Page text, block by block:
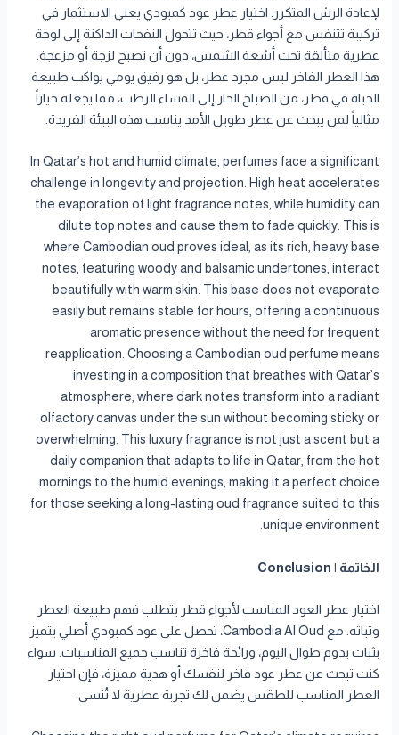
لإعادة الرش المتكرر. اختيار عطر عود كمبودي يعني الاستثمار في
تركيبة تتنفس مع أجواء قطر، حيث تتحول النفحات الداكنة إلى لوحة
عطرية متألقة تحت أشعة الشمس، دون أن تصبح لزجة أو مزعجة.
هذا العطر الفاخر ليس مجرد عطر، بل هو رفيق يومي يواكب طبيعة
الحياة في قطر، من الصباح الحار إلى المساء الرطب، مما يجعله خياراً
مثالياً لمن يبحث عن عطر طويل الأمد يناسب هذه البيئة الفريدة.
In Qatar’s hot and humid climate, perfumes face a significant
challenge in longevity and projection. High heat accelerates
the evaporation of light fragrance notes, while humidity can
dilute top notes and cause them to fade quickly. This is
where Cambodian oud proves ideal, as its rich, heavy base
notes, featuring woody and balsamic undertones, interact
beautifully with warm skin. This base does not evaporate
easily but remains stable for hours, offering a continuous
aromatic presence without the need for frequent
reapplication. Choosing a Cambodian oud perfume means
investing in a composition that breathes with Qatar’s
atmosphere, where dark notes transform into a radiant
olfactory canvas under the sun without becoming sticky or
overwhelming. This luxury fragrance is not just a scent but a
daily companion that adapts to life in Qatar, from the hot
mornings to the humid evenings, making it a perfect choice
for those seeking a long-lasting oud fragrance suited to this
unique environment.
الخاتمة | Conclusion
اختيار عطر العود المناسب لأجواء قطر يتطلب فهم طبيعة العطر
وثباته. مع Cambodia Al Oud، تحصل على عود كمبودي أصلي يتميز
بثبات يدوم طوال اليوم، ورائحة فاخرة تناسب جميع المناسبات. سواء
كنت تبحث عن عطر عود فاخر لنفسك أو هدية مميزة، فإن اختيار
العطر المناسب للطقس يضمن لك تجربة عطرية لا تُنسى.